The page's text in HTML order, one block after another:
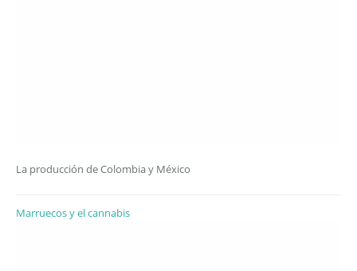
La producción de Colombia y México
Marruecos y el cannabis